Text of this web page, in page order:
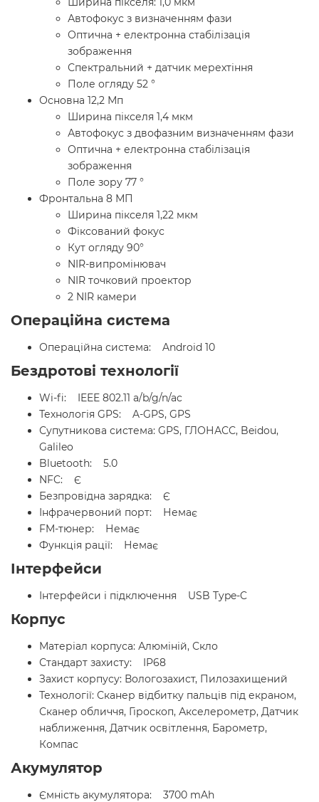
Автофокус з визначенням фази
Оптична + електронна стабілізація
зображення
Спектральний + датчик мерехтіння
Поле огляду 52 °
Основна 12,2 Мп
Ширина пікселя 1,4 мкм
Автофокус з двофазним визначенням фази
Оптична + електронна стабілізація
зображення
Поле зору 77 °
Фронтальна 8 МП
Ширина пікселя 1,22 мкм
Фіксований фокус
Кут огляду 90°
NIR-випромінювач
NIR точковий проектор
2 NIR камери
Операційна система
Операційна система: Android 10
Бездротові технології
Wi-fi: IEEE 802.11 a/b/g/n/ac
Технологія GPS: A-GPS, GPS
Супутникова система: GPS, ГЛОНАСС, Beidou,
Galileo
Bluetooth: 5.0
NFC: Є
Безпровідна зарядка: Є
Інфрачервоний порт: Немає
FM-тюнер: Немає
Функція рації: Немає
Інтерфейси
Інтерфейси і підключення USB Type-C
Корпус
Матеріал корпуса: Алюміній, Скло
Стандарт захисту: IP68
Захист корпусу: Вологозахист, Пилозахищений
Технології: Сканер відбитку пальців під екраном,
Сканер обличчя, Гіроскоп, Акселерометр, Датчик
наближення, Датчик освітлення, Барометр,
Компас
Акумулятор
Ємність акумулятора: 3700 mAh